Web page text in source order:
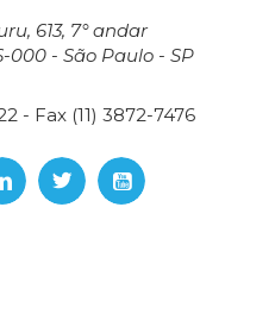
613, 7° andar
000 - São Paulo - SP
- Fax (11) 3872-7476